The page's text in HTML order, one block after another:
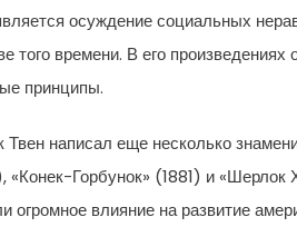
осуждение социальных
времени. В его произведениях
принципы.
написал еще несколько
Горбунок» (1881) и «Шерлок
влияние на развитие